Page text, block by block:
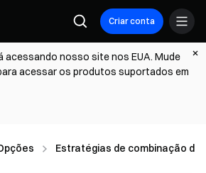
Criar conta
acessando nosso site nos EUA. Mude
acessar os produtos suportados em
Estratégias de combinação de